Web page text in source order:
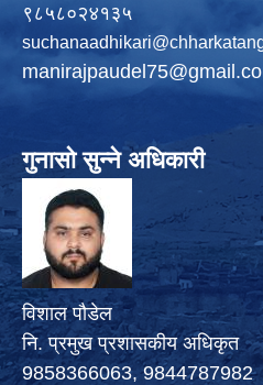
९८५८०२४१३५
गुनासो सुन्ने अधिकारी
विशाल पौडेल
नि. प्रमुख प्रशासकीय अधिकृत
9858366063, 9844787982